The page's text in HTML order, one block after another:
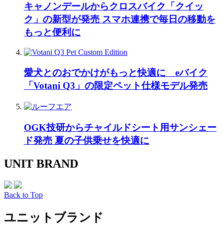
キャノンデールからクロスバイク「クイッ
ク」の新型が発売 スマホ連携で毎日の移動を
もっと便利に
愛犬とのおでかけがもっと快適に eバイク
「Votani Q3」の限定ペット仕様モデル発売
OGK技研からチャイルドシート用サンシェー
ド発売 夏の子供乗せを快適に
UNIT BRAND
Back to Top
ユニットブランド